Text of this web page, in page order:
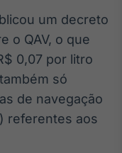
um decreto
o QAV, o que
0,07 por litro
só
de navegação
referentes aos